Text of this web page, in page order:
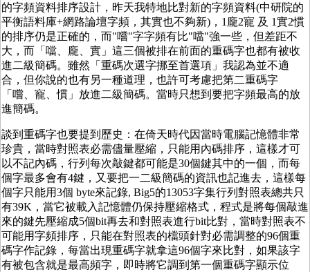
的字頻資料排序設計，昨天我特地比對新的字頻資料(中研院的
平衡語料庫+網路論壇字頻，其實也不夠新)，1龐2寵 及 1實2慣
的排序仍是正確的，而"嚐"字字頻有比"噹"強一些，但差距不
大，而「噹、龐、實」這三個被排在前面的重碼字也都有被收
進二級簡碼。雖然「重碼次選字挪至首選項」我認為並不適
合，但你說的也有另一種道理，也許可考慮把第二重碼字
「嚐、寵、慣」放進二級簡碼。當時只想到要把字頻最高的放
進簡碼。
談到重碼字也要提到歷史：在倚天時代因當時電腦記憶體非常
珍貴，當時對照表必需儘量壓縮，只能用內碼排序，這樣才可
以不記內碼，行列每次敲鍵都可能是30個鍵其中的一個，而每
個字最多會有4鍵，又要把一二級簡碼的資訊也記進去，這樣每
個字只能用3個 byte來記錄, Big5的13053字集行列對照表總共只
有39K，當它被載入記憶體仍保持壓縮格式，程式是將每個敲進
來的鍵先壓縮成5個bit再去和對照表進行bit比對，當時對照表不
可能用字頻排序，只能在對照表的檔頭針對必需調整的96個重
碼字作記錄，每當出現重碼字就拿這96個字來比對，如果該字
有被包含就是最高頻字，即時將它調到第一個重碼字顯示位